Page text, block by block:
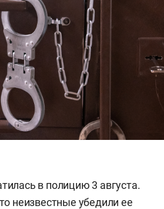
в полицию 3 августа.
неизвестные убедили ее